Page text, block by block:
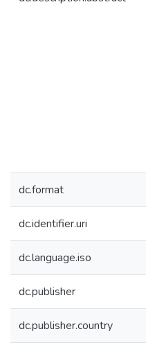
dc.format
dc.identifier.uri
dc.language.iso
dc.publisher
dc.publisher.country